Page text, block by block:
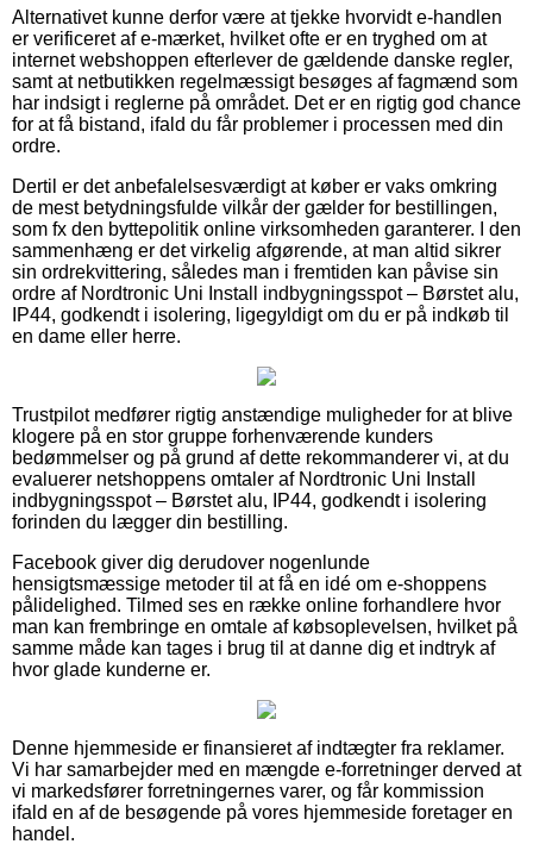
Alternativet kunne derfor være at tjekke hvorvidt e-handlen
er verificeret af e-mærket, hvilket ofte er en tryghed om at
internet webshoppen efterlever de gældende danske regler,
samt at netbutikken regelmæssigt besøges af fagmænd som
har indsigt i reglerne på området. Det er en rigtig god chance
for at få bistand, ifald du får problemer i processen med din
ordre.
Dertil er det anbefalelsesværdigt at køber er vaks omkring
de mest betydningsfulde vilkår der gælder for bestillingen,
som fx den byttepolitik online virksomheden garanterer. I den
sammenhæng er det virkelig afgørende, at man altid sikrer
sin ordrekvittering, således man i fremtiden kan påvise sin
ordre af Nordtronic Uni Install indbygningsspot – Børstet alu,
IP44, godkendt i isolering, ligegyldigt om du er på indkøb til
en dame eller herre.
Trustpilot medfører rigtig anstændige muligheder for at blive
klogere på en stor gruppe forhenværende kunders
bedømmelser og på grund af dette rekommanderer vi, at du
evaluerer netshoppens omtaler af Nordtronic Uni Install
indbygningsspot – Børstet alu, IP44, godkendt i isolering
forinden du lægger din bestilling.
Facebook giver dig derudover nogenlunde
hensigtsmæssige metoder til at få en idé om e-shoppens
pålidelighed. Tilmed ses en række online forhandlere hvor
man kan frembringe en omtale af købsoplevelsen, hvilket på
samme måde kan tages i brug til at danne dig et indtryk af
hvor glade kunderne er.
Denne hjemmeside er finansieret af indtægter fra reklamer.
Vi har samarbejder med en mængde e-forretninger derved at
vi markedsfører forretningernes varer, og får kommission
ifald en af de besøgende på vores hjemmeside foretager en
handel.